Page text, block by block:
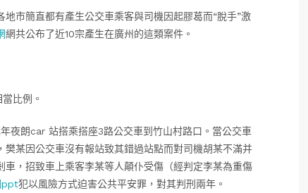
市簡直都有產生公交車乘客與司機因起膠葛而“脫手”激
網共公布了近10宗產生在廣州的這類案件。
比例。
夜朗car 站搭乘搭座3路公交車到竹山村路口。當公交車
某因公交車沒有報站致其錯過站點而對司機胡某不滿并
，招致車上乘客李某等人顛仆受傷（經判定李某為重傷
ppt犯以風險方式迫害公共平安罪，對其判刑兩年。